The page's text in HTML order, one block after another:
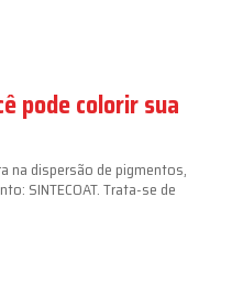
pode colorir sua
na dispersão de pigmentos,
SINTECOAT. Trata-se de